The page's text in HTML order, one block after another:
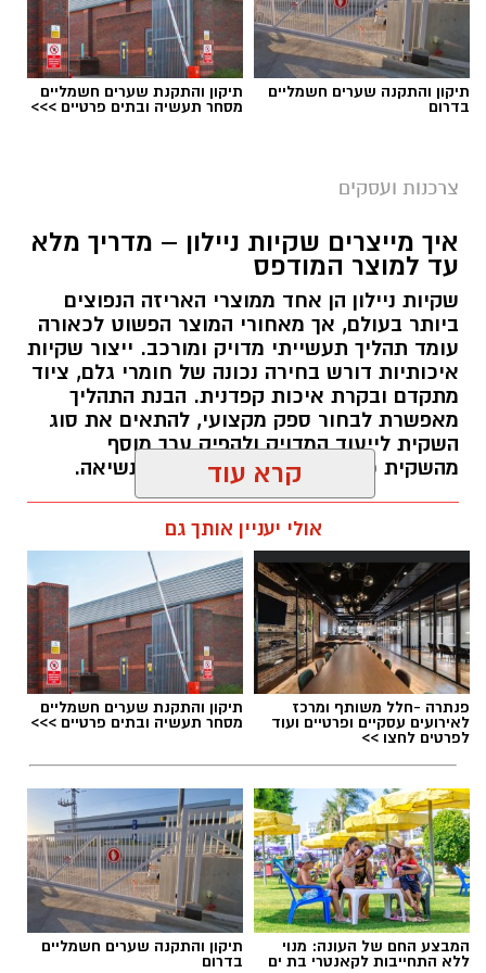
מידע חדש דורש חזרה, תרגול ושימוש פעיל כדי
להפוך לידע שאפשר לשלוף בזמן שיחה, כתיבה או
מבחן. כאן יכולה הקלטת השיעור, כאשר היא
מתבצעת בהסכמה ובאמצעות כלי מתאים, להפוך
מעותק של המפגש לכלי עבודה שימושי.
למה הקלטה יכולה להשתלב בתהליך לימוד
אנגלית?
את ההסבר פעם אחת. התלמיד נדרש לזכור אוצר
מילים, לזהות מבנים דקדוקיים, לשפר הגייה
ולהשתמש בשפה במהירות, לעיתים ללא זמן
לחשוב על כל מילה.
תיקון והתקנה שערים חשמליים
בדרום
תיקון והתקנת שערים חשמליים
מסחר תעשיה ובתים פרטיים >>>
צרכנות ועסקים
איך מייצרים שקיות ניילון – מדריך מלא
עד למוצר המודפס
שקיות ניילון הן אחד ממוצרי האריזה הנפוצים
ביותר בעולם, אך מאחורי המוצר הפשוט לכאורה
עומד תהליך תעשייתי מדויק ומורכב. ייצור שקיות
איכותיות דורש בחירה נכונה של חומרי גלם, ציוד
מתקדם ובקרת איכות קפדנית. הבנת התהליך
מאפשרת לבחור ספק מקצועי, להתאים את סוג
השקית לייעוד המדויק ולהפיק ערך מוסף
מהשקית כמוצר מיתוגי ולא רק ככלי נשיאה.
תגים:שקיות ניילון
חומרי הגלם: פוליאתילן וסוגי הפלסטיק המרכזיים
הבסיס לרוב שקיות הניילון הוא פוליאתילן (PE) –
פולימר תרמופלסטי המופק מנפט או גז טבעי.
בתהליך פטרוכימי הופכים את חומרי הגלם
למונומרים, ולאחר מכן לפולימרים ארוכי שרשרת
היוצרים גרנולות פלסטיק. שני הסוגים העיקריים הם
פוליאתילן בצפיפות נמוכה (LDPE) המתאים
קרא עוד
אולי יעניין אותך גם
פנתרה -חלל משותף ומרכז
לאירועים עסקיים ופרטיים ועוד
לפרטים לחצו >>
תיקון והתקנת שערים חשמליים
מסחר תעשיה ובתים פרטיים >>>
המבצע החם של העונה: מנוי
ללא התחייבות לקאנטרי בת ים
תיקון והתקנה שערים חשמליים
בדרום